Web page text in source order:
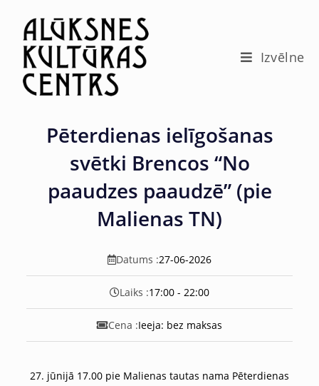
Izvēlne
Pēterdienas ielīgošanas
svētki Brencos “No
paaudzes paaudzē” (pie
Malienas TN)
Datums :27-06-2026
Laiks :17:00 - 22:00
Cena :Ieeja: bez maksas
27. jūnijā 17.00 pie Malienas tautas nama Pēterdienas